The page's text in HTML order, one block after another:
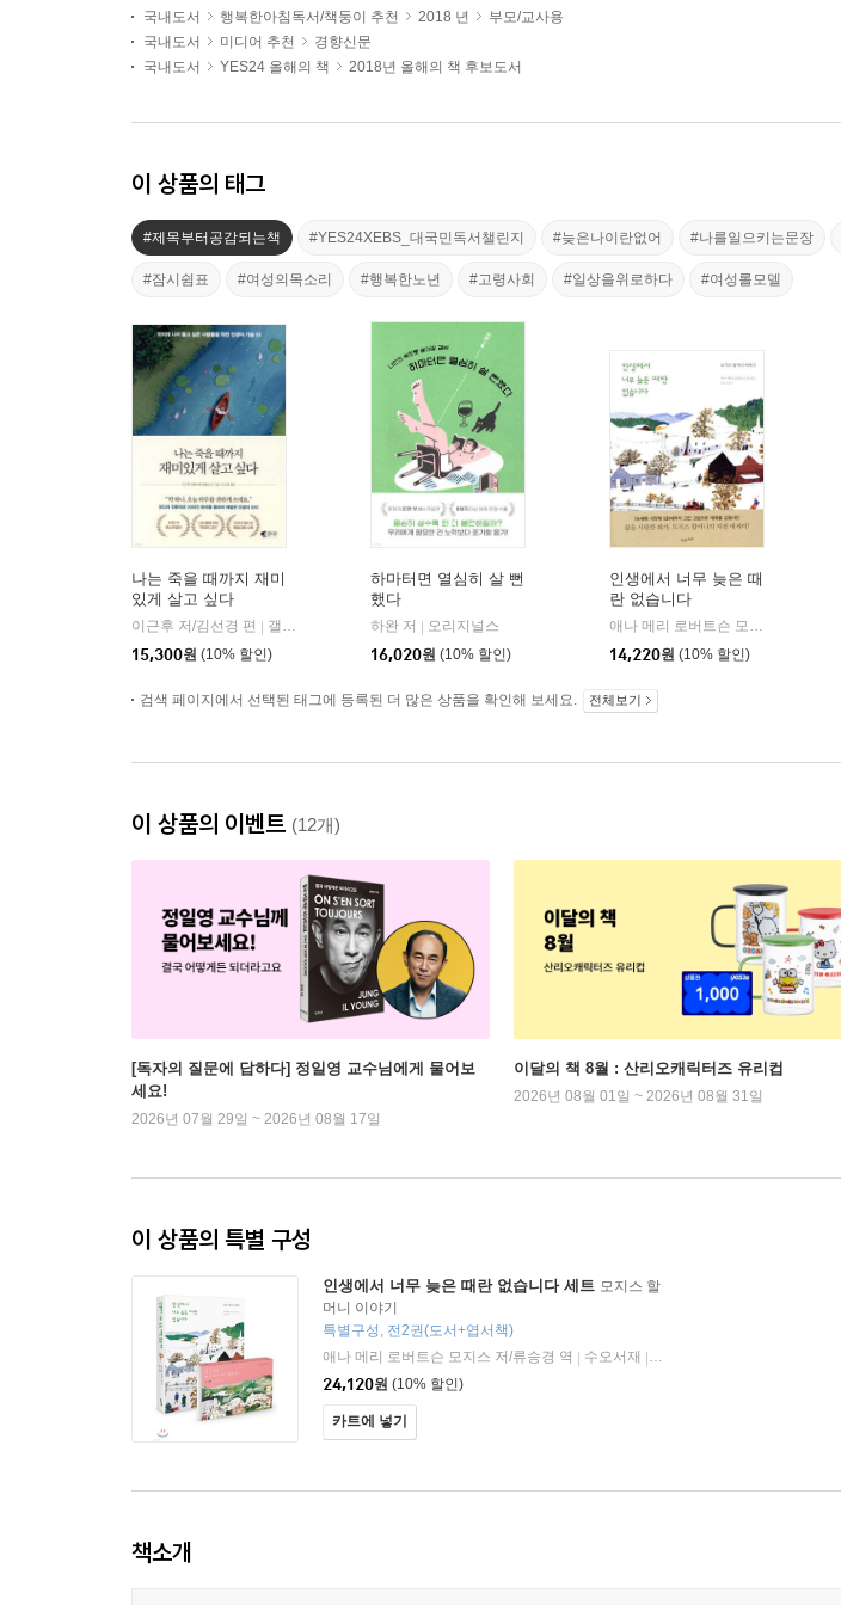
국내도서 행복한아침독서/책둥이 추천 2018 년
부모/교사용
국내도서
미디어 추천
경향신문
국내도서
YES24 올해의 책 2018년 올해의 책 후보도서
이 상품의 태그
#제목부터공감되는책 #YES24XEBS_대국민독서챌린지 #늦은나이란없어 #나를일으키는문장
#잠시쉼표 #여성의목소리 #행복한노년 #고령사회 #일상을위로하다 #여성롤모델
나는 죽을 때까지 재미
있게 살고 싶다
이근후 저/김선경 편
갤리온
15,300원 (10% 할인)
하마터면 열심히 살 뻔
했다
하완 저
오리지널스
16,020원 (10% 할인)
인생에서 너무 늦은 때
란 없습니다
애나 메리 로버트슨 모지스 저/류승경 역
14,220원 (10% 할인)
검색 페이지에서 선택된 태그에 등록된 더 많은 상품을 확인해 보세요. 전체보기
이 상품의 이벤트 (12개)
[독자의 질문에 답하다] 정일영 교수님에게 물어보
세요!
2026년 07월 29일 ~ 2026년 08월 17일
이달의 책 8월 : 산리오캐릭터즈 유리컵
2026년 08월 01일 ~ 2026년 08월 31일
이 상품의 특별 구성
인생에서 너무 늦은 때란 없습니다 세트 모지스 할
머니 이야기
특별구성, 전2권(도서+엽서책)
애나 메리 로버트슨 모지스 저/류승경 역
수오서재
2018년 01월 31일
24,120원 (10% 할인)
카트에 넣기
책소개